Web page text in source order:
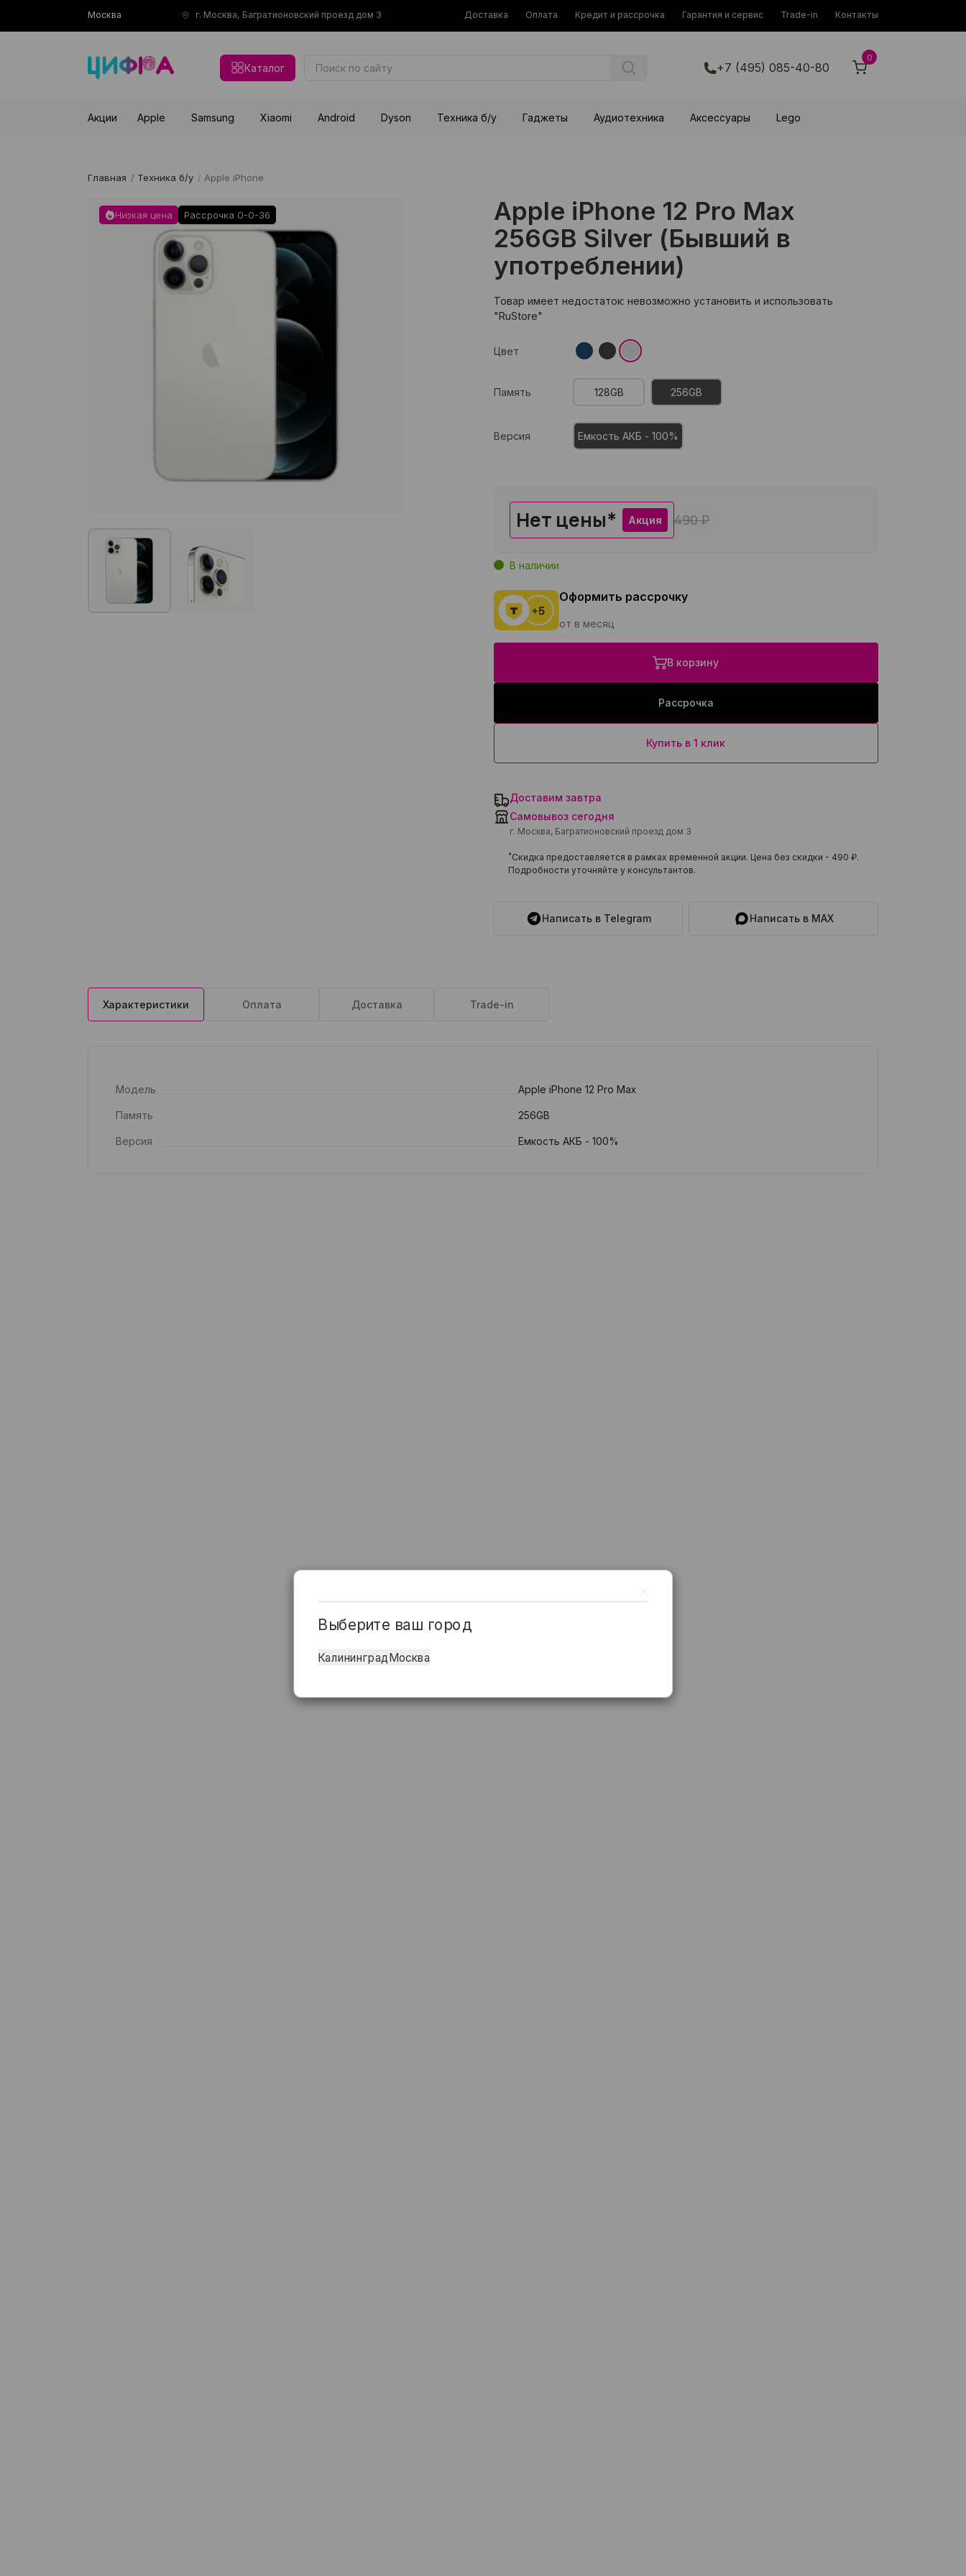
Москва г. Москва, Багратионовский проезд дом 3 Доставка Оплата Кредит и рассрочка Гарантия и сервис Trade-in Контакты
Каталог +7 (495) 085-40-80
0
Акции Apple Samsung Xiaomi Android Dyson Техника б/у Гаджеты Аудиотехника Аксессуары Lego
Главная / Техника б/у / Apple iPhone
Низкая цена Рассрочка 0-0-36
Apple iPhone 12 Pro Max
256GB Silver (Бывший в
употреблении)
Товар имеет недостаток: невозможно установить и использовать
"RuStore"
Цвет
Память 128GB 256GB
Версия Емкость АКБ - 100%
Нет цены* Акция 490 ₽
В наличии
Оформить рассрочку
от в месяц
В корзину
Рассрочка
Купить в 1 клик
Доставим завтра
Самовывоз сегодня
г. Москва, Багратионовский проезд дом 3
*Скидка предоставляется в рамках временной акции. Цена без скидки - 490 ₽.
Подробности уточняйте у консультантов.
Написать в Telegram Написать в MAX
Характеристики Оплата Доставка Trade-in
Модель Apple iPhone 12 Pro Max
Память 256GB
Версия Емкость АКБ - 100%
Выберите ваш город
КалининградМосква